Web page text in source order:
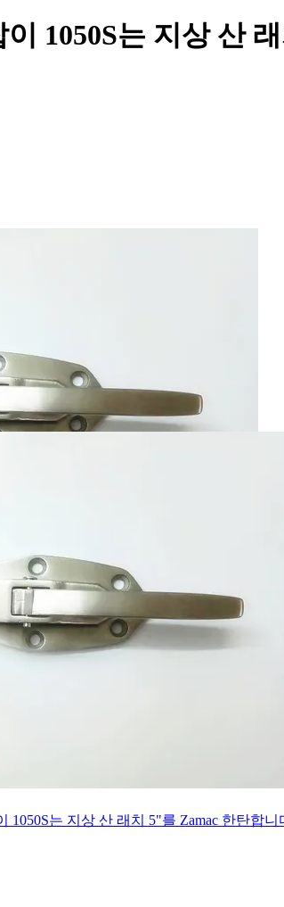
1050S는 지상 산
1050S는 지상 산 래치 5"를 Zamac 한탄합니